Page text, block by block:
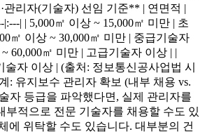
리자(기술자) 선임 기준** | 연면적 |
| | 5,000㎡ 이상 ~ 15,000㎡ 미만 | 초
㎡ 이상 ~ 30,000㎡ 미만 | 중급기술자
60,000㎡ 미만 | 고급기술자 이상 | |
술자 이상 | (출처: 정보통신공사업법 시
: 유지보수 관리자 확보 (내부 채용 vs.
자 등급을 파악했다면, 실제 관리자를
부적으로 전문 기술자를 채용할 수도 있
에 위탁할 수도 있습니다. 대부분의 건